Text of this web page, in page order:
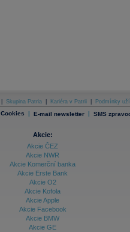
Skupina Patria Kariéra v Patrii Podmínky
Cookies | E-mail newsletter | SMS
Akcie:
Akcie ČEZ
Akcie NWR
Akcie Komerční banka
Akcie Erste Bank
Akcie O2
Akcie Kofola
Akcie Apple
Akcie Facebook
Akcie BMW
Akcie GE